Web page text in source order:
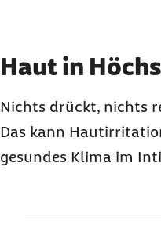
Element 3 von 3
Haut in
Nichts drückt, nichts
Das kann
gesundes Klima im